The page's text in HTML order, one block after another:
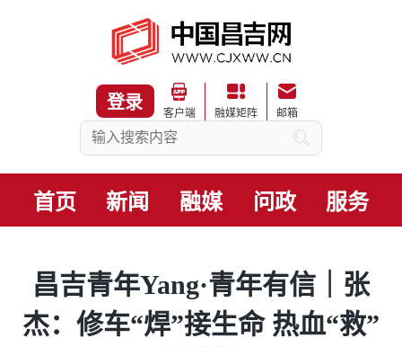
登录
客户端 融媒矩阵 邮箱
首页 新闻 融媒 问政 服务
昌吉青年Yang·青年有信｜张
杰：修车“焊”接生命 热血“救”